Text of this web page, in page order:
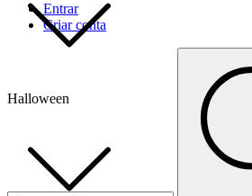
Halloween
Entrar
Criar conta